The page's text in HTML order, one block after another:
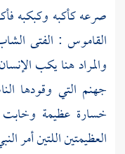
صرعه كأكبه وكبكبه
القاموس : الفتى
والمراد هنا يكب
جهنم التي وقودها
خسارة عظيمة
العظيمتين اللتين أمر